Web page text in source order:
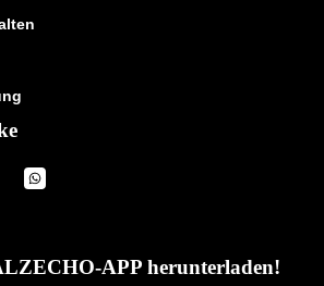
APP herunterladen!